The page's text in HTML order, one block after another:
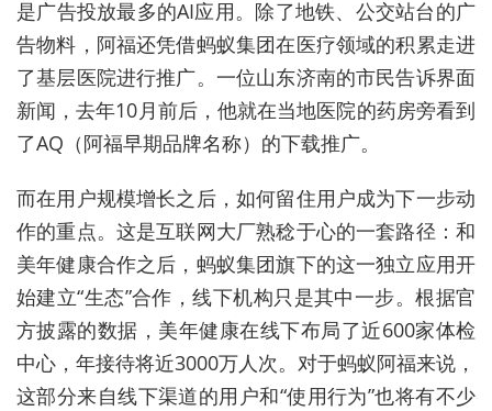
是广告投放最多的AI应用。除了地铁、公交站台的广
告物料，阿福还凭借蚂蚁集团在医疗领域的积累走进
了基层医院进行推广。一位山东济南的市民告诉界面
新闻，去年10月前后，他就在当地医院的药房旁看到
了AQ（阿福早期品牌名称）的下载推广。
而在用户规模增长之后，如何留住用户成为下一步动
作的重点。这是互联网大厂熟稔于心的一套路径：和
美年健康合作之后，蚂蚁集团旗下的这一独立应用开
始建立“生态”合作，线下机构只是其中一步。根据官
方披露的数据， 美年健康在线下布局了近600家体检
中心，年接待将近3000万人次。对于蚂蚁阿福来说，
这部分来自线下渠道的用户和“使用行为”也将有不少